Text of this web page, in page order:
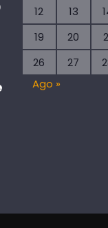
12
13
19
20
26
27
Ago »